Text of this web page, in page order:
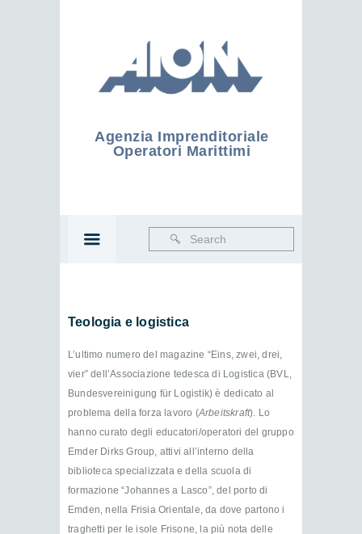
Agenzia Imprenditoriale
Operatori Marittimi
Teologia e logistica
L’ultimo numero del magazine “Eins, zwei, drei,
vier” dell’Associazione tedesca di Logistica (BVL,
Bundesvereinigung für Logistik) è dedicato al
problema della forza lavoro (Arbeitskraft). Lo
hanno curato degli educatori/operatori del gruppo
Emder Dirks Group, attivi all’interno della
biblioteca specializzata e della scuola di
formazione “Johannes a Lasco”, del porto di
Emden, nella Frisia Orientale, da dove partono i
traghetti per le isole Frisone, la più nota delle